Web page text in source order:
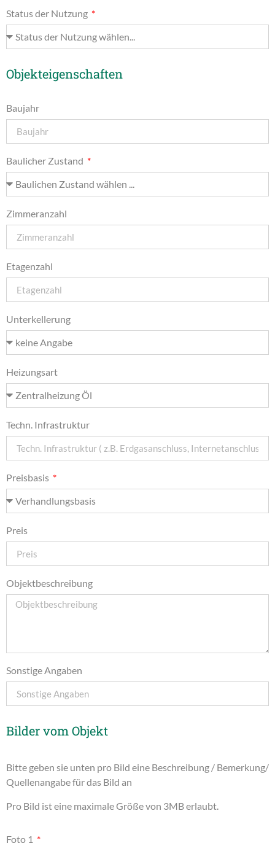
Status der Nutzung
Objekteigenschaften
Baujahr
Baulicher Zustand
Zimmeranzahl
Etagenzahl
Unterkellerung
Heizungsart
Techn. Infrastruktur
Preisbasis
Preis
Objektbeschreibung
Sonstige Angaben
Bilder vom Objekt
Bitte geben sie unten pro Bild eine Beschreibung / Bemerkung/
Quellenangabe für das Bild an
Pro Bild ist eine maximale Größe von 3MB erlaubt.
Foto 1